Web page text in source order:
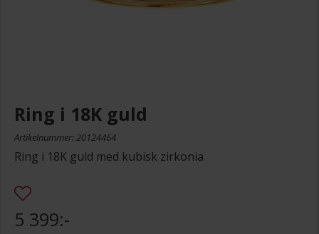
Ring i 18K guld
Artikelnummer: 20124464
Ring i 18K guld med kubisk zirkonia
5 399:-